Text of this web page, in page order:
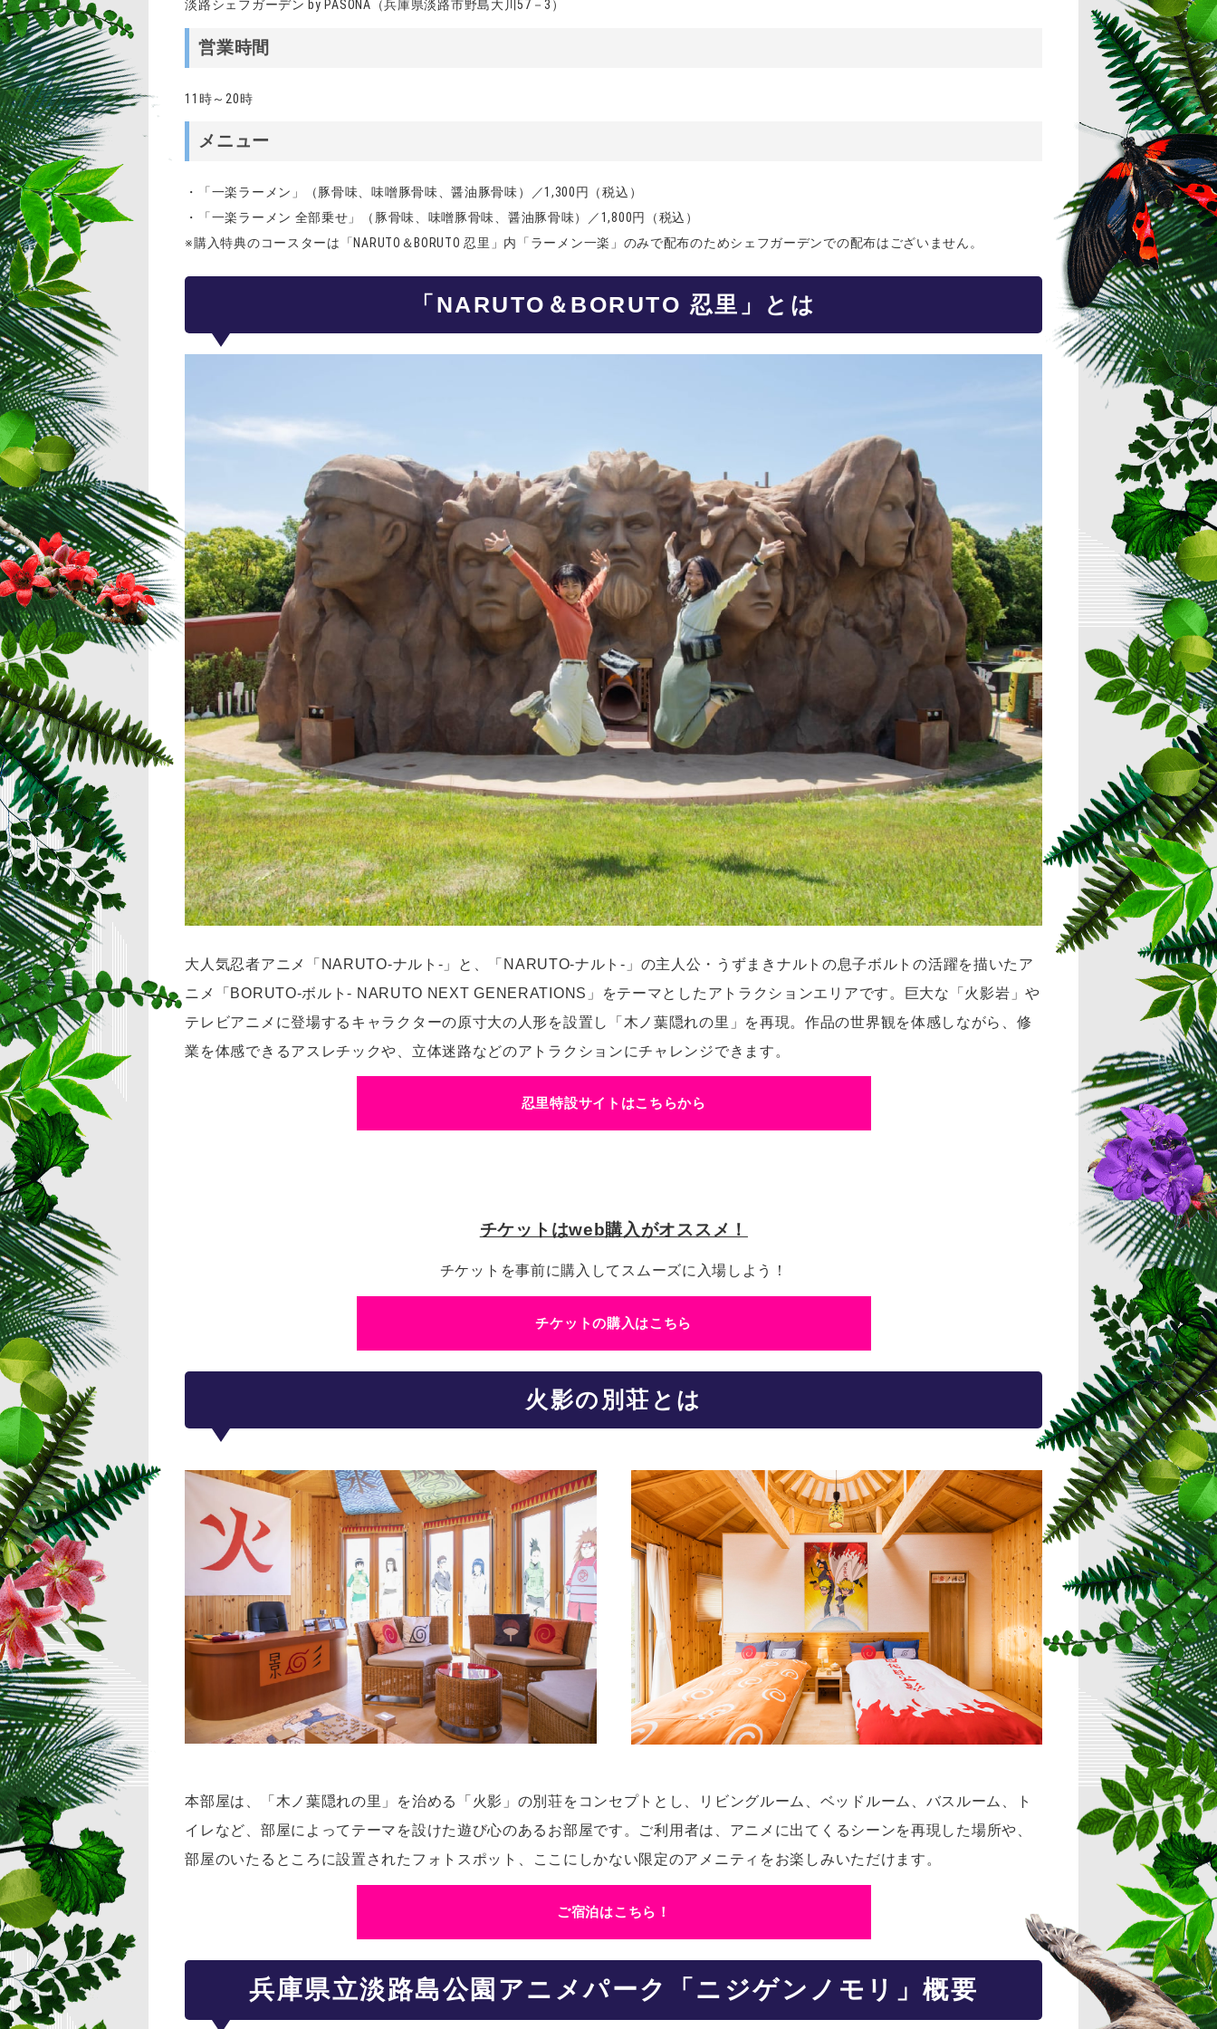
淡路シェフガーデン by PASONA（兵庫県淡路市野島大川57－3）
営業時間
11時～20時
メニュー
・「一楽ラーメン」（豚骨味、味噌豚骨味、醤油豚骨味）／1,300円（税込）
・「一楽ラーメン 全部乗せ」（豚骨味、味噌豚骨味、醤油豚骨味）／1,800円（税込）
※購入特典のコースターは「NARUTO＆BORUTO 忍里」内「ラーメン一楽」のみで配布のためシェフガーデンでの配布はございません。
「NARUTO＆BORUTO 忍里」とは
大人気忍者アニメ「NARUTO-ナルト-」と、「NARUTO-ナルト-」の主人公・うずまきナルトの息子ボルトの活躍を描いたア
ニメ「BORUTO-ボルト- NARUTO NEXT GENERATIONS」をテーマとしたアトラクションエリアです。巨大な「火影岩」や
テレビアニメに登場するキャラクターの原寸大の人形を設置し「木ノ葉隠れの里」を再現。作品の世界観を体感しながら、修
業を体感できるアスレチックや、立体迷路などのアトラクションにチャレンジできます。
忍里特設サイトはこちらから
チケットはweb購入がオススメ！
チケットを事前に購入してスムーズに入場しよう！
チケットの購入はこちら
火影の別荘とは
本部屋は、「木ノ葉隠れの里」を治める「火影」の別荘をコンセプトとし、リ ビングルーム、ベッドルーム、バスルーム、ト
イレなど、部屋によってテーマを設けた遊び心のあるお部屋です。 ご利用者は、アニメに出てくるシーンを再現した場所や、
部屋のいたるところに設置されたフォトスポット、
ここにしかない限定のアメニティをお楽しみいただけます。
ご宿泊はこちら！
兵庫県立淡路島公園アニメパーク「ニジゲンノモリ」概要